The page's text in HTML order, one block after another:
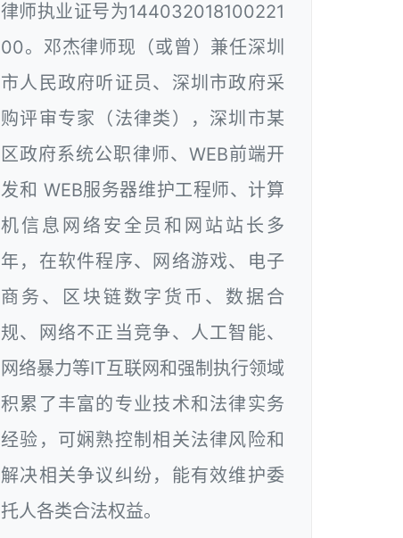
律师执业证号为144032018100221
00。邓杰律师现（或曾）兼任深圳
市人民政府听证员、深圳市政府采
购评审专家（法律类），深圳市某
区政府系统公职律师、WEB前端开
发和 WEB服务器维护工程师、计算
机信息网络安全员和网站站长多
年，在软件程序、网络游戏、电子
商务、区块链数字货币、数据合
规、网络不正当竞争、人工智能、
网络暴力等IT互联网和强制执行领域
积累了丰富的专业技术和法律实务
经验，可娴熟控制相关法律风险和
解决相关争议纠纷，能有效维护委
托人各类合法权益。